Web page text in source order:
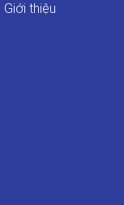
Giới thiệu